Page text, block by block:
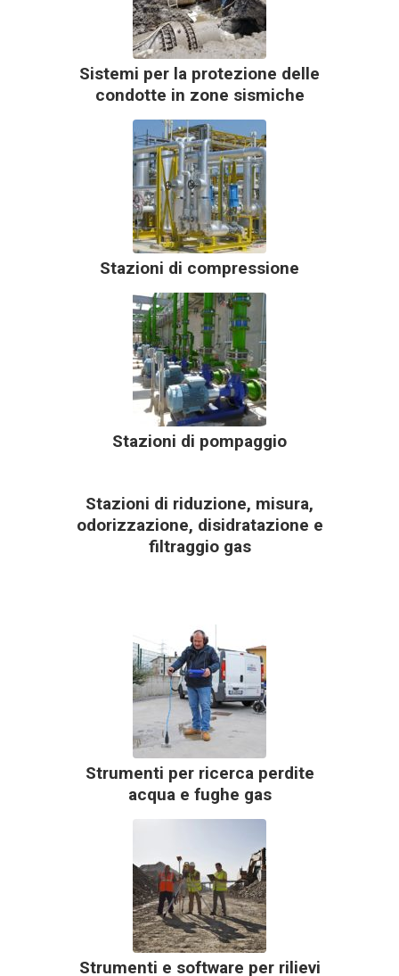
Sistemi per la protezione delle
condotte in zone sismiche
Stazioni di compressione
Stazioni di pompaggio
Stazioni di riduzione, misura,
odorizzazione, disidratazione e
filtraggio gas
Strumenti per ricerca perdite
acqua e fughe gas
Strumenti e software per rilievi